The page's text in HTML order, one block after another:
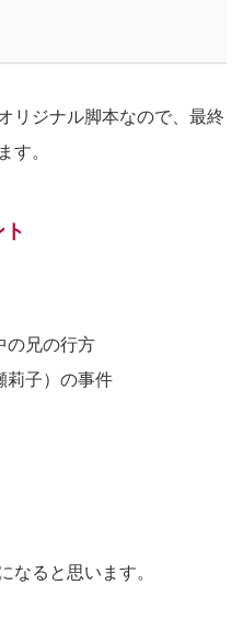
リジナル脚本なので、最終
す。
兄の行方
子）の事件
なると思います。